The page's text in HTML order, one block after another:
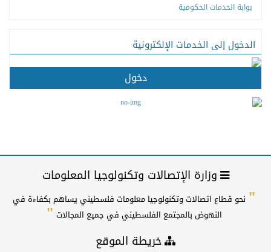
بوابة الخدمات الحكومية
الدخول إلى الخدمات الإلكترونية
دخول
وزارة الإتصالات وتكنولوجيا المعلومات
" نحو قطاع اتصالات وتكنولوجيا معلومات فلسطيني يساهم بكفاءة في
النهوض بالمجتمع الفلسطيني في جميع المجالات"
خريطة الموقع